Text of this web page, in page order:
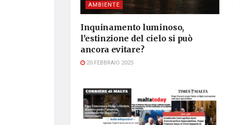
AMBIENTE
Inquinamento luminoso,
l’estinzione del cielo si può
ancora evitare?
20 FEBBRAIO 2025